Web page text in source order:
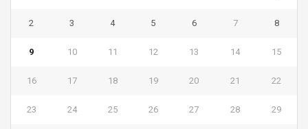
2 3 4 5 6 7 8
9 10 11 12 13 14 15
16 17 18 19 20 21 22
23 24 25 26 27 28 29